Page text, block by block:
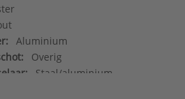
Aluminium
Overig
Staal/aluminium